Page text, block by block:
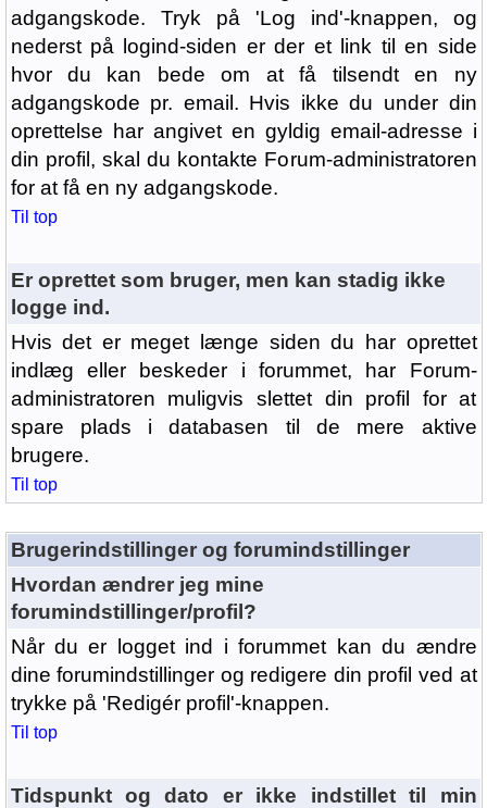
adgangskode. Tryk på 'Log ind'-knappen, og
nederst på logind-siden er der et link til en side
hvor du kan bede om at få tilsendt en ny
adgangskode pr. email. Hvis ikke du under din
oprettelse har angivet en gyldig email-adresse i
din profil, skal du kontakte Forum-administratoren
for at få en ny adgangskode.
Til top
Er oprettet som bruger, men kan stadig ikke
logge ind.
Hvis det er meget længe siden du har oprettet
indlæg eller beskeder i forummet, har Forum-
administratoren muligvis slettet din profil for at
spare plads i databasen til de mere aktive
brugere.
Til top
Brugerindstillinger og forumindstillinger
Hvordan ændrer jeg mine
forumindstillinger/profil?
Når du er logget ind i forummet kan du ændre
dine forumindstillinger og redigere din profil ved at
trykke på 'Redigér profil'-knappen.
Til top
Tidspunkt og dato er ikke indstillet til min